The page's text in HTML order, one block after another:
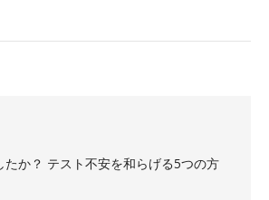
たか？ テスト不安を和らげる5つの方